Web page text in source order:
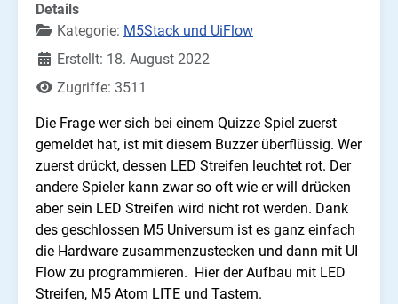
Details
Kategorie: M5Stack und UiFlow
Erstellt: 18. August 2022
Zugriffe: 3511
Die Frage wer sich bei einem Quizze Spiel zuerst
gemeldet hat, ist mit diesem Buzzer überflüssig. Wer
zuerst drückt, dessen LED Streifen leuchtet rot. Der
andere Spieler kann zwar so oft wie er will drücken
aber sein LED Streifen wird nicht rot werden. Dank
des geschlossen M5 Universum ist es ganz einfach
die Hardware zusammenzustecken und dann mit UI
Flow zu programmieren. Hier der Aufbau mit LED
Streifen, M5 Atom LITE und Tastern.